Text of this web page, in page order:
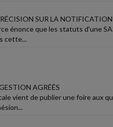
SUR LA
énonce que les statuts d'une
cette...
AGRÉÉS
vient de publier une foire aux